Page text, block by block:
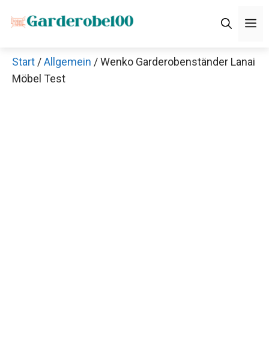
Inhalt
Start /Allgemein / Wenko Garderobenständer Lanai
Möbel Test